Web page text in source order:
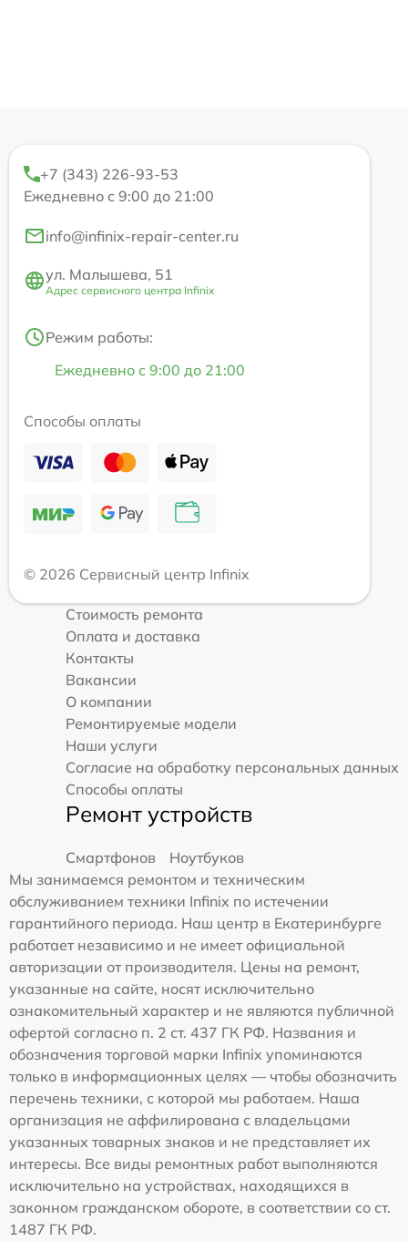
+7 (343) 226-93-53
Ежедневно с 9:00 до 21:00
info@infinix-repair-center.ru
ул. Малышева, 51
Адрес сервисного центра Infinix
Режим работы:
Ежедневно с 9:00 до 21:00
Способы оплаты
© 2026 Сервисный центр Infinix
Стоимость ремонта
Оплата и доставка
Контакты
Вакансии
О компании
Ремонтируемые модели
Наши услуги
Согласие на обработку персональных данных
Способы оплаты
Ремонт устройств
Смартфонов
Ноутбуков
Мы занимаемся ремонтом и техническим
обслуживанием техники Infinix по истечении
гарантийного периода. Наш центр в Екатеринбурге
работает независимо и не имеет официальной
авторизации от производителя. Цены на ремонт,
указанные на сайте, носят исключительно
ознакомительный характер и не являются публичной
офертой согласно п. 2 ст. 437 ГК РФ. Названия и
обозначения торговой марки Infinix упоминаются
только в информационных целях — чтобы обозначить
перечень техники, с которой мы работаем. Наша
организация не аффилирована с владельцами
указанных товарных знаков и не представляет их
интересы. Все виды ремонтных работ выполняются
исключительно на устройствах, находящихся в
законном гражданском обороте, в соответствии со ст.
1487 ГК РФ.